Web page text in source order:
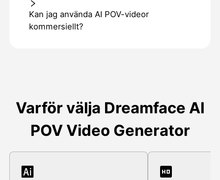
Kan jag använda AI POV-videor
kommersiellt?
Varför välja Dreamface AI
POV Video Generator